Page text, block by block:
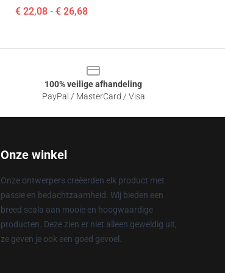
€ 22,08 - € 26,68
100% veilige afhandeling
PayPal / MasterCard / Visa
Onze winkel
Onze ontwerpers creëerden elk product met
passie en bedachtzaamheid. Wij bieden een
breed scala aan mooie en hoogwaardige
producten. Deze zien er niet alleen geweldig uit,
ze geven je ook een goed gevoel.